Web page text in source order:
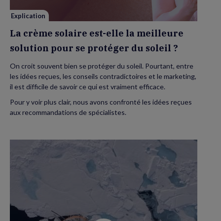
protéger
soleil
Explication
La crème solaire est-elle la meilleure
solution pour se protéger du soleil ?
On croit souvent bien se protéger du soleil. Pourtant, entre
les idées reçues, les conseils contradictoires et le marketing,
il est difficile de savoir ce qui est vraiment efficace.
Pour y voir plus clair, nous avons confronté les idées reçues
aux recommandations de spécialistes.